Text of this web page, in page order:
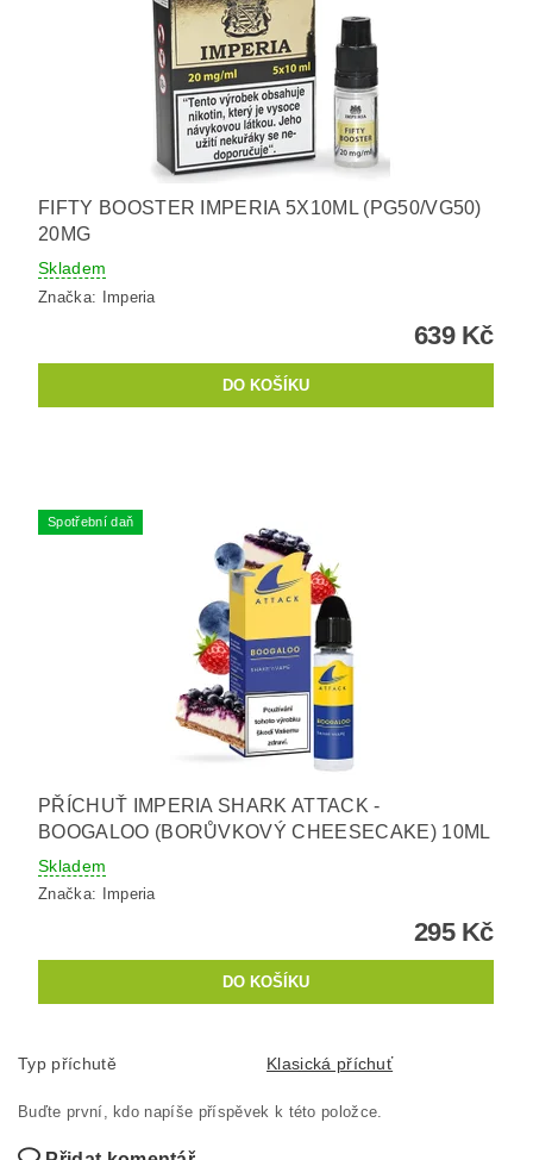
FIFTY BOOSTER IMPERIA 5X10ML (PG50/VG50)
20MG
Skladem
Značka: Imperia
639 Kč
Spotřební daň
PŘÍCHUŤ IMPERIA SHARK ATTACK -
BOOGALOO (BORŮVKOVÝ CHEESECAKE) 10ML
Skladem
Značka: Imperia
295 Kč
Typ příchutě Klasická příchuť
Buďte první, kdo napíše příspěvek k této položce.